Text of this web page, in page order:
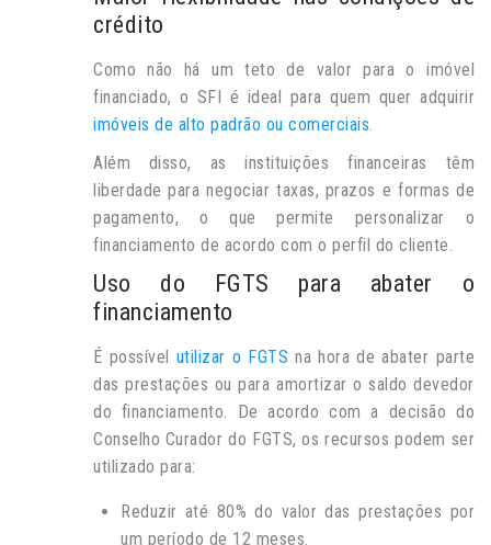
crédito
Como não há um teto de valor para o imóvel
financiado, o SFI é ideal para quem quer adquirir
imóveis de alto padrão ou comerciais.
Além disso, as instituições financeiras têm
liberdade para negociar taxas, prazos e formas de
pagamento, o que permite personalizar o
financiamento de acordo com o perfil do cliente.
Uso do FGTS para abater o
financiamento
É possível utilizar o FGTS na hora de abater parte
das prestações ou para amortizar o saldo devedor
do financiamento. De acordo com a decisão do
Conselho Curador do FGTS, os recursos podem ser
utilizado para:
Reduzir até 80% do valor das prestações por
um período de 12 meses.